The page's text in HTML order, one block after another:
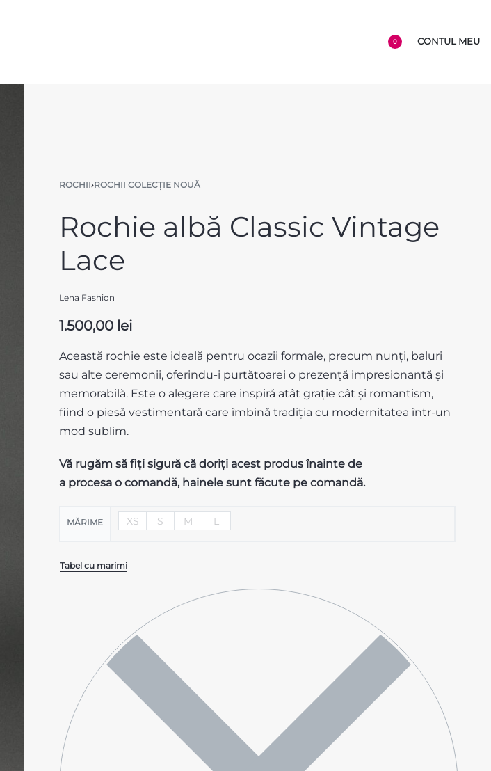
0 CONTUL MEU
ROCHII›ROCHII COLECȚIE NOUĂ
Rochie albă Classic Vintage
Lace
Lena Fashion
1.500,00 lei
Această rochie este ideală pentru ocazii formale, precum nunți, baluri
sau alte ceremonii, oferindu-i purtătoarei o prezență impresionantă și
memorabilă. Este o alegere care inspiră atât grație cât și romantism,
fiind o piesă vestimentară care îmbină tradiția cu modernitatea într-un
mod sublim.
Vă rugăm să fiți sigură că dorițiacest produs înaintede
a procesao comandă, hainele sunt făcutepe comandă.
MĂRIME XS S M L
Tabel cu marimi